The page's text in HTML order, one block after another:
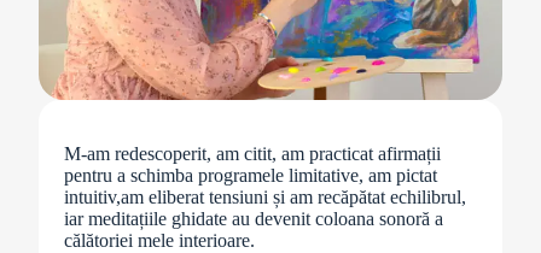
M-am redescoperit, am citit, am practicat afirmații
pentru a schimba programele limitative, am pictat
intuitiv,am eliberat tensiuni și am recăpătat echilibrul,
iar meditațiile ghidate au devenit coloana sonoră a
călătoriei mele interioare.